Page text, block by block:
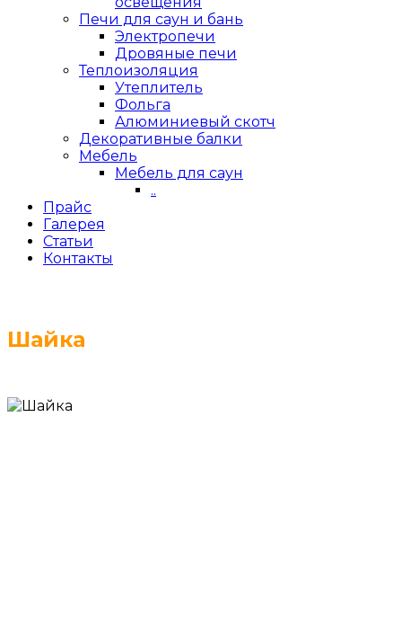
Печи для саун и бань
Электропечи
Дровяные печи
Теплоизоляция
Утеплитель
Фольга
Алюминиевый скотч
Декоративные балки
Мебель
Мебель для саун
..
Прайс
Галерея
Статьи
Контакты
Шайка